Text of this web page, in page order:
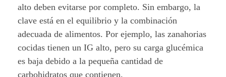
alto deben evitarse por completo. Sin embargo, la
clave está en el equilibrio y la combinación
adecuada de alimentos. Por ejemplo, las zanahorias
cocidas tienen un IG alto, pero su carga glucémica
es baja debido a la pequeña cantidad de
carbohidratos que contienen.